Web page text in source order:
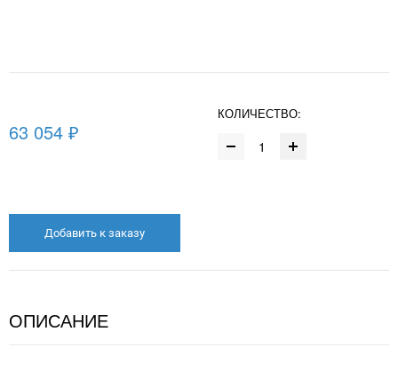
63 054 ₽
КОЛИЧЕСТВО:
Добавить к заказу
ОПИСАНИЕ